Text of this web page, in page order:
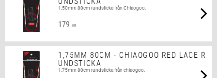
1,50mm 80cm rundsticka från Chiaogoo.
179 KR
1,75MM 80CM - CHIAOGOO RED LACE R
UNDSTICKA
1,75mm 80cm rundsticka från chiaogoo.